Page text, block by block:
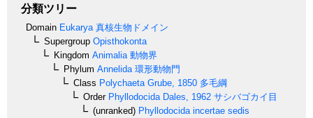
分類ツリー
Domain Eukarya 真核生物ドメイン
Supergroup Opisthokonta
Kingdom Animalia 動物界
Phylum Annelida 環形動物門
Class Polychaeta Grube, 1850 多毛綱
OrderPhyllodocida Dales, 1962 サシバゴカイ目
(unranked) Phyllodocida incertae sedis